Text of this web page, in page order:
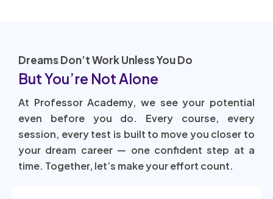
Dreams Don’t Work Unless You Do
But You’re Not Alone
At Professor Academy, we see your potential
even before you do. Every course, every
session, every test is built to move you closer to
your dream career — one confident step at a
time. Together, let’s make your effort count.